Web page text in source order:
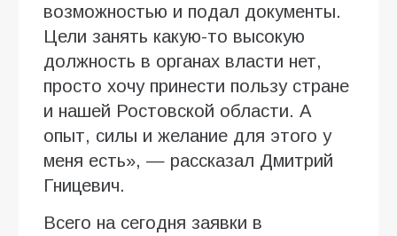
возможностью и подал документы.
Цели занять какую-то высокую
должность в органах власти нет,
просто хочу принести пользу стране
и нашей Ростовской области. А
опыт, силы и желание для этого у
меня есть», — рассказал Дмитрий
Гницевич.
Всего на сегодня заявки в